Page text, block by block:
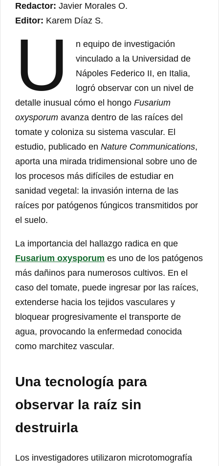
Redactor: Javier Morales O.
Editor: Karem Díaz S.
U
n equipo de investigación
vinculado a la Universidad de
Nápoles Federico II, en Italia,
logró observar con un nivel de
detalle inusual cómo el hongo Fusarium
oxysporum avanza dentro de las raíces del
tomate y coloniza su sistema vascular. El
estudio, publicado en Nature Communications,
aporta una mirada tridimensional sobre uno de
los procesos más difíciles de estudiar en
sanidad vegetal: la invasión interna de las
raíces por patógenos fúngicos transmitidos por
el suelo.
La importancia del hallazgo radica en que
Fusarium oxysporum es uno de los patógenos
más dañinos para numerosos cultivos. En el
caso del tomate, puede ingresar por las raíces,
extenderse hacia los tejidos vasculares y
bloquear progresivamente el transporte de
agua, provocando la enfermedad conocida
como marchitez vascular.
Una tecnología para
observar la raíz sin
destruirla
Los investigadores utilizaron microtomografía